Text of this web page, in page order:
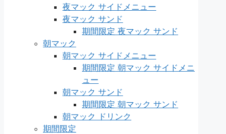
夜マック サイドメニュー
夜マック サンド
期間限定 夜マック サンド
朝マック
朝マック サイドメニュー
期間限定 朝マック サイドメニ
ュー
朝マック サンド
期間限定 朝マック サンド
朝マック ドリンク
期間限定